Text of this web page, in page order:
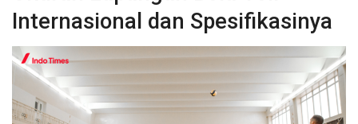
Internasional dan Spesifikasinya